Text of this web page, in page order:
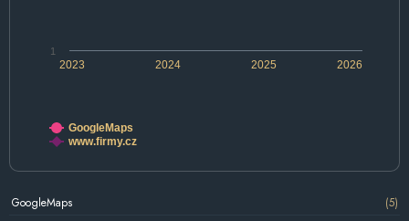
2024 2026
2023 2025
1
GoogleMaps
www.firmy.cz
GoogleMaps
(5)